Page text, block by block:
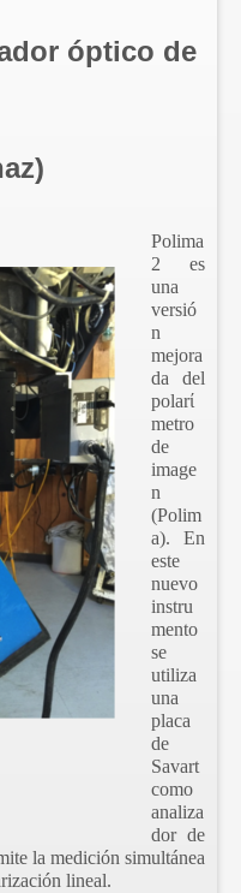
óptico de
Polima
2 es
una
versió
n
mejora
da del
polarί
metro
de
image
n
(Polim
a). En
este
nuevo
instru
mento
se
utiliza
una
placa
de
Savart
como
analiza
dor de
la medición simultánea
lineal.